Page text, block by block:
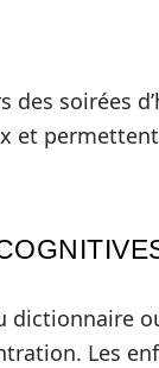
soirées
et
dictionnaire
Les